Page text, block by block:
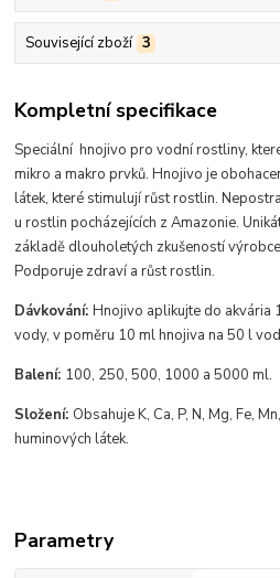
Související zboží 3
Kompletní specifikace
Speciální hnojivo pro vodní rostliny,
mikro a makro prvků. Hnojivo je
látek, které stimulují růst rostlin.
u rostlin pocházejících z Amazonie.
základě dlouholetých zkušeností
Podporuje zdraví a růst rostlin.
Dávkování:Hnojivo aplikujte do akvária
vody, v poměru 10 ml hnojiva na 50 l
Balení: 100, 250, 500, 1000 a 5000 ml.
Složení: Obsahuje K, Ca, P, N, Mg, Fe,
huminových látek.
Parametry